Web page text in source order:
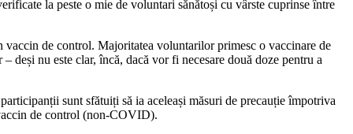
la peste o mie de voluntari sănătoși cu vârste cuprinse între
de control. Majoritatea voluntarilor primesc o vaccinare de
deși nu este clar, încă, dacă vor fi necesare două doze pentru a
sunt sfătuiți să ia aceleași măsuri de precauție împotriva
de control (non-COVID).